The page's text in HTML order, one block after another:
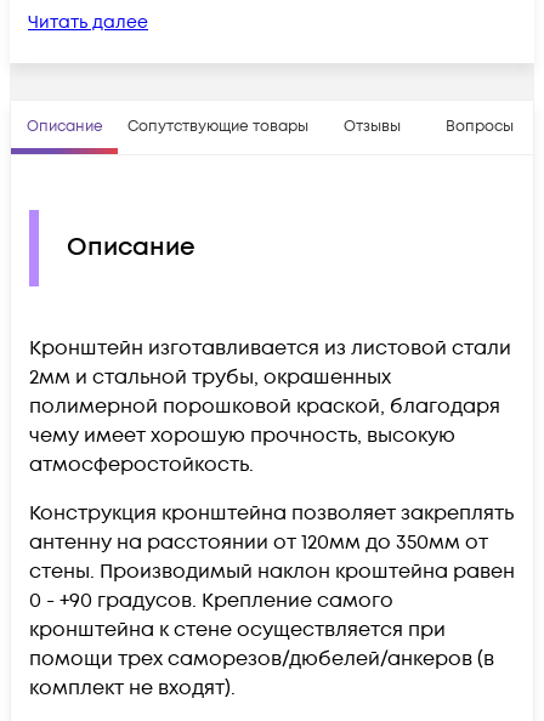
Читать далее
Описание Сопутствующие товары Отзывы Вопросы
Описание
Кронштейн изготавливается из листовой стали
2мм и стальной трубы, окрашенных
полимерной порошковой краской, благодаря
чему имеет хорошую прочность, высокую
атмосферостойкость.
Конструкция кронштейна позволяет закреплять
антенну на расстоянии от 120мм до 350мм от
стены. Производимый наклон кроштейна равен
0 - +90 градусов. Крепление самого
кронштейна к стене осуществляется при
помощи трех саморезов/дюбелей/анкеров (в
комплект не входят).